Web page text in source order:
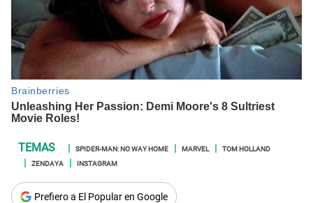
SPIDER-MAN: NO WAY HOME MARVEL
TOM HOLLAND
ZENDAYA
INSTAGRAM
Prefiero a El Popular en Google